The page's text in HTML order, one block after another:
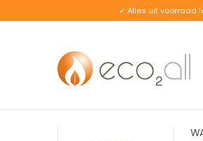
✓ Alles uit voorraad